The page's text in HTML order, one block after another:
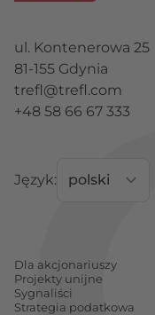
ul. Kontenerowa 25
81-155 Gdynia
trefl@trefl.com
+48 58 66 67 333
Język:
Dla akcjonariuszy
Projekty unijne
Sygnaliści
Strategia podatkowa